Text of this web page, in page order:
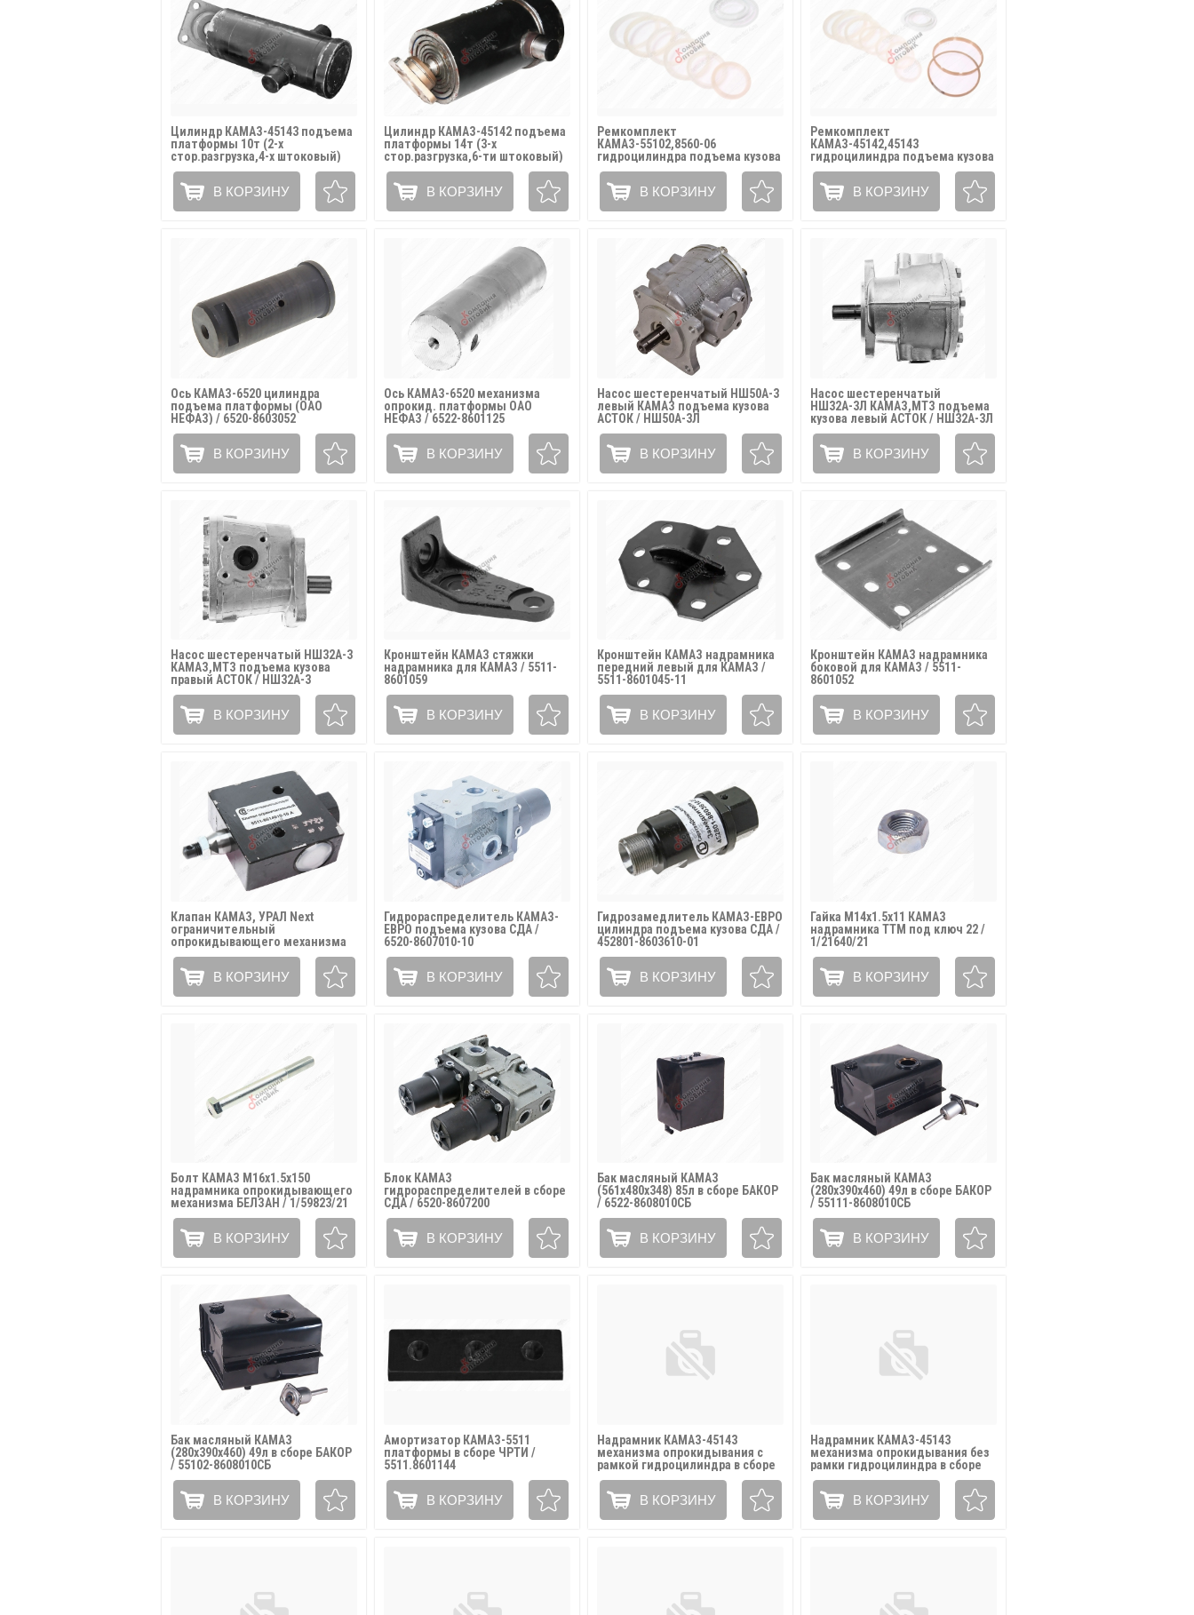
Цилиндр КАМАЗ-45143 подъема
платформы 10т (2-х
стор.разгрузка,4-х штоковый)
АТЛАНТ ГИДРАВЛИК / 45143-
8603010
В КОРЗИНУ
Цилиндр КАМАЗ-45142 подъема
платформы 14т (3-х
стор.разгрузка,6-ти штоковый)
АТЛАНТ ГИДРАВЛИК / 45142-
8603010
В КОРЗИНУ
Ремкомплект
КАМАЗ-55102,8560-06
гидроцилиндра подъема кузова
(12 позиций) / 55102*РК
В КОРЗИНУ
Ремкомплект
КАМАЗ-45142,45143
гидроцилиндра подъема кузова
полиуретан + пластмасса (18
позиций) / 45143*РК
В КОРЗИНУ
Ось КАМАЗ-6520 цилиндра
подъема платформы (ОАО
НЕФАЗ) / 6520-8603052
В КОРЗИНУ
Ось КАМАЗ-6520 механизма
опрокид. платформы ОАО
НЕФАЗ / 6522-8601125
В КОРЗИНУ
Насос шестеренчатый НШ50А-3
левый КАМАЗ подъема кузова
АСТОК / НШ50А-3Л
В КОРЗИНУ
Насос шестеренчатый
НШ32А-3Л КАМАЗ,МТЗ подъема
кузова левый АСТОК / НШ32А-3Л
В КОРЗИНУ
Насос шестеренчатый НШ32А-3
КАМАЗ,МТЗ подъема кузова
правый АСТОК / НШ32А-3
В КОРЗИНУ
Кронштейн КАМАЗ стяжки
надрамника для КАМАЗ / 5511-
8601059
В КОРЗИНУ
Кронштейн КАМАЗ надрамника
передний левый для КАМАЗ /
5511-8601045-11
В КОРЗИНУ
Кронштейн КАМАЗ надрамника
боковой для КАМАЗ / 5511-
8601052
В КОРЗИНУ
Клапан КАМАЗ, УРАЛ Next
ограничительный
опрокидывающего механизма
СДА / 5511-8614010-10А
В КОРЗИНУ
Гидрораспределитель КАМАЗ-
ЕВРО подъема кузова СДА /
6520-8607010-10
В КОРЗИНУ
Гидрозамедлитель КАМАЗ-ЕВРО
цилиндра подъема кузова СДА /
452801-8603610-01
В КОРЗИНУ
Гайка М14х1.5х11 КАМАЗ
надрамника ТТМ под ключ 22 /
1/21640/21
В КОРЗИНУ
Болт КАМАЗ М16х1.5х150
надрамника опрокидывающего
механизма БЕЛЗАН / 1/59823/21
В КОРЗИНУ
Блок КАМАЗ
гидрораспределителей в сборе
СДА / 6520-8607200
В КОРЗИНУ
Бак масляный КАМАЗ
(561х480х348) 85л в сборе БАКОР
/ 6522-8608010СБ
В КОРЗИНУ
Бак масляный КАМАЗ
(280х390х460) 49л в сборе БАКОР
/ 55111-8608010СБ
В КОРЗИНУ
Бак масляный КАМАЗ
(280х390х460) 49л в сборе БАКОР
/ 55102-8608010СБ
В КОРЗИНУ
Амортизатор КАМАЗ-5511
платформы в сборе ЧРТИ /
5511.8601144
В КОРЗИНУ
Надрамник КАМАЗ-45143
механизма опрокидывания с
рамкой гидроцилиндра в сборе
(ОАО НЕФАЗ) / 45143-8601010 ЗЧ
В КОРЗИНУ
Надрамник КАМАЗ-45143
механизма опрокидывания без
рамки гидроцилиндра в сборе
(ОАО НЕФАЗ) / 45143-8601010 ЗЧ1
В КОРЗИНУ